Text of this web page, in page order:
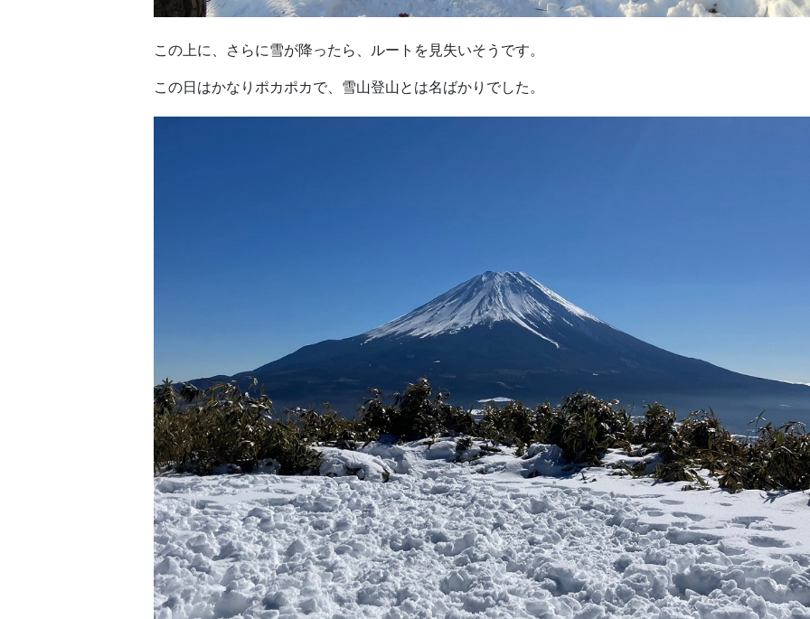
この上に、さらに雪が降ったら、ルートを見失いそうです。
この日はかなりポカポカで、雪山登山とは名ばかりでした。